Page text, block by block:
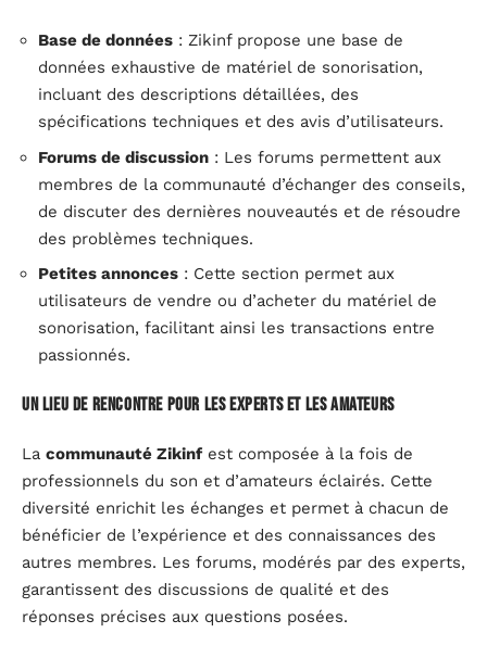
Base de données : Zikinf propose une base de
données exhaustive de matériel de sonorisation,
incluant des descriptions détaillées, des
spécifications techniques et des avis d’utilisateurs.
Forums de discussion : Les forums permettent aux
membres de la communauté d’échanger des conseils,
de discuter des dernières nouveautés et de résoudre
des problèmes techniques.
Petites annonces : Cette section permet aux
utilisateurs de vendre ou d’acheter du matériel de
sonorisation, facilitant ainsi les transactions entre
passionnés.
Un lieu de rencontre pour les experts et les amateurs
La communauté Zikinfest composée à la fois de
professionnels du son et d’amateurs éclairés. Cette
diversité enrichit les échanges et permet à chacun de
bénéficier de l’expérience et des connaissances des
autres membres. Les forums, modérés par des experts,
garantissent des discussions de qualité et des
réponses précises aux questions posées.